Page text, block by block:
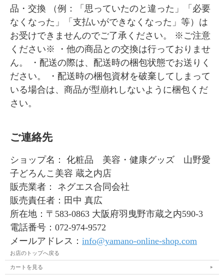
品・交換 （例：「思っていたのと違った」「必要
なくなった」「支払いができなくなった」等）は
お受けできませんのでご了承ください。 ※ご注意
ください※ ・他の商品との交換は行っておりませ
ん。 ・配送の際は、配送時の梱包状態でお送りく
ださい。 ・配送時の梱包資材を破棄してしまって
いる場合は、商品が型崩れしないように梱包くだ
さい。
ご連絡先
ショップ名： 化粧品 美容・健康グッズ 山野愛
子どろんこ美容 蔵之内店
販売業者： ネグエス合同会社
販売責任者：田中 真広
所在地：〒583-0863 大阪府羽曳野市蔵之内590-3
電話番号：072-974-9572
メールアドレス： info@yamano-online-shop.com
お店のトップへ戻る
カートを見る